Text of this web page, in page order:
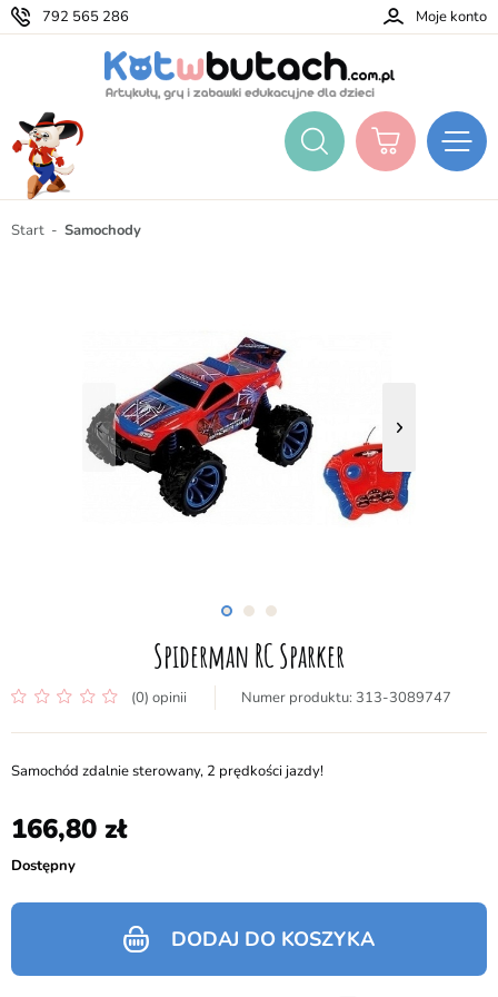
792 565 286 Moje konto
Start Samochody
Spiderman RC Sparker
(0) opinii 313-3089747
Samochód zdalnie sterowany, 2 prędkości jazdy!
166,80
Dostępny
DODAJ DO KOSZYKA